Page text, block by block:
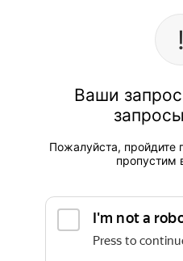
Ваши
Пожалуйста,
пропустим